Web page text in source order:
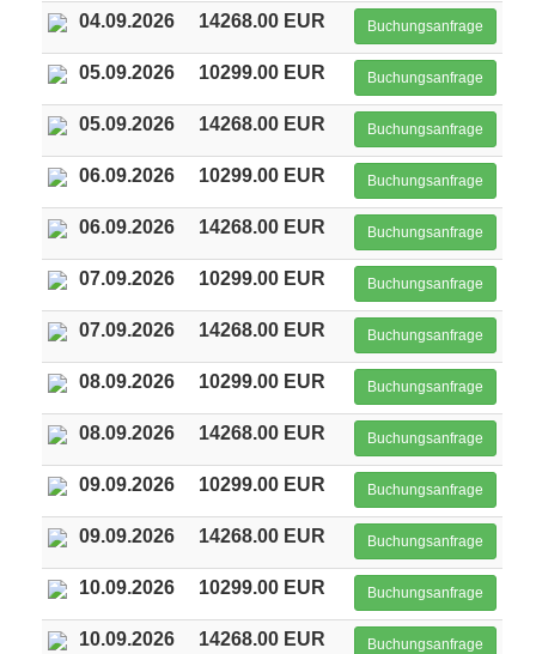
04.09.2026 14268.00 EUR Buchungsanfrage
05.09.2026 10299.00 EUR Buchungsanfrage
05.09.2026 14268.00 EUR Buchungsanfrage
06.09.2026 10299.00 EUR Buchungsanfrage
06.09.2026 14268.00 EUR Buchungsanfrage
07.09.2026 10299.00 EUR Buchungsanfrage
07.09.2026 14268.00 EUR Buchungsanfrage
08.09.2026 10299.00 EUR Buchungsanfrage
08.09.2026 14268.00 EUR Buchungsanfrage
09.09.2026 10299.00 EUR Buchungsanfrage
09.09.2026 14268.00 EUR Buchungsanfrage
10.09.2026 10299.00 EUR Buchungsanfrage
10.09.2026 14268.00 EUR Buchungsanfrage